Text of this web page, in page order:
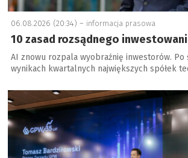
06.08.2026 (20:34) – informacja prasowa
10 zasad rozsądnego
AI znowu rozpala wyobraźnię inwestorów. Po
wynikach kwartalnych największych spółek
a